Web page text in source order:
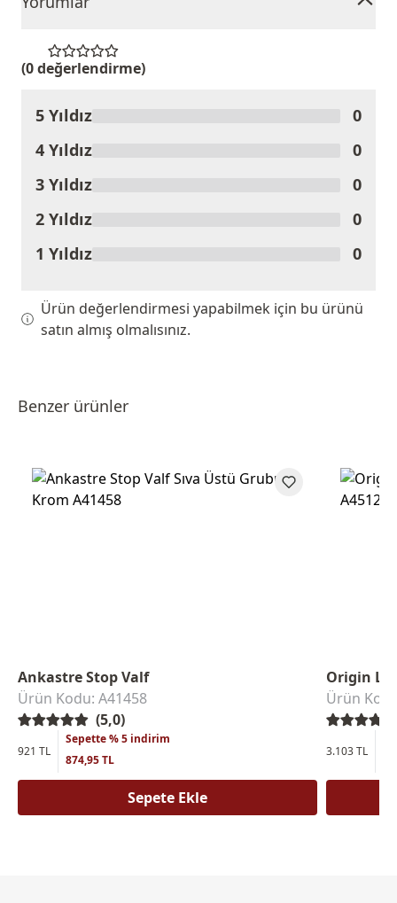
(0 değerlendirme)
Ürünü Değerlendir
5 Yıldız
0
4 Yıldız
0
3 Yıldız
0
2 Yıldız
0
1 Yıldız
0
Ürün değerlendirmesi yapabilmek için bu ürünü
satın almış olmalısınız.
Benzer ürünler
Ankastre Stop Valf
Ürün Kodu: A41458
(5,0)
921 TL
Sepette % 5 indirim
874,95 TL
Sepete Ekle
Origin
Ürün
3.103 TL